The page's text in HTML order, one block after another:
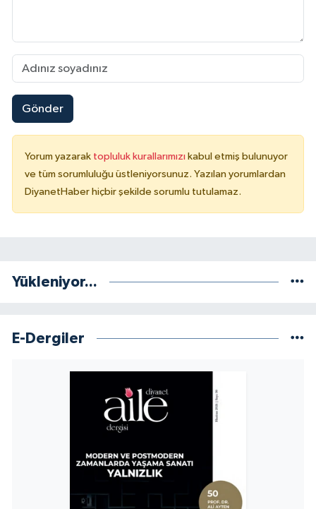
Gönder
Yorum yazarak topluluk kurallarımızı kabul etmiş bulunuyor
ve tüm sorumluluğu üstleniyorsunuz. Yazılan yorumlardan
DiyanetHaber hiçbir şekilde sorumlu tutulamaz.
Yükleniyor...
E-Dergiler
Hatay Müftülüğü
Iğdır Müftülüğü
Isparta Müftülüğü
İstanbul Müftülüğü
Karaman Müftülüğü
Kars Müftülüğü
Kastamonu Müftülüğü
Kilis Müftülüğü